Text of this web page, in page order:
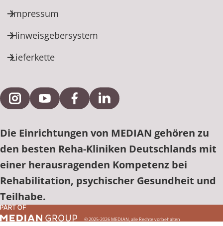
Impressum
Hinweisgebersystem
Lieferkette
Externe Verlinkung zu Instagram
Externe Verlinkung zu YouTube
Externe Verlinkung zu Facebook
Externe Verlinkung zu
Die Einrichtungen von MEDIAN gehören zu
den besten Reha-Kliniken Deutschlands mit
einer herausragenden Kompetenz bei
Rehabilitation, psychischer Gesundheit und
Teilhabe.
© 2025-2026 MEDIAN, alle Rechte vorbehalten